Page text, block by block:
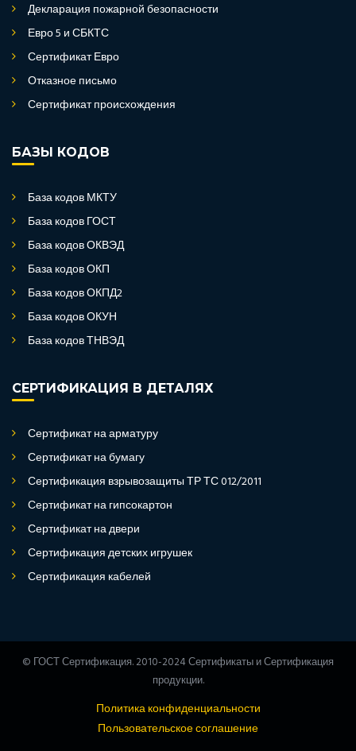
Декларация пожарной безопасности
Евро 5 и СБКТС
Сертификат Евро
Отказное письмо
Сертификат происхождения
БАЗЫ КОДОВ
База кодов МКТУ
База кодов ГОСТ
База кодов ОКВЭД
База кодов ОКП
База кодов ОКПД2
База кодов ОКУН
База кодов ТНВЭД
СЕРТИФИКАЦИЯ В ДЕТАЛЯХ
Сертификат на арматуру
Сертификат на бумагу
Сертификация взрывозащиты ТР ТС 012/2011
Сертификат на гипсокартон
Сертификат на двери
Сертификация детских игрушек
Сертификация кабелей
© ГОСТ Сертификация. 2010-2024 Сертификаты и Сертификация
продукции.
Политика конфиденциальности
Пользовательское соглашение